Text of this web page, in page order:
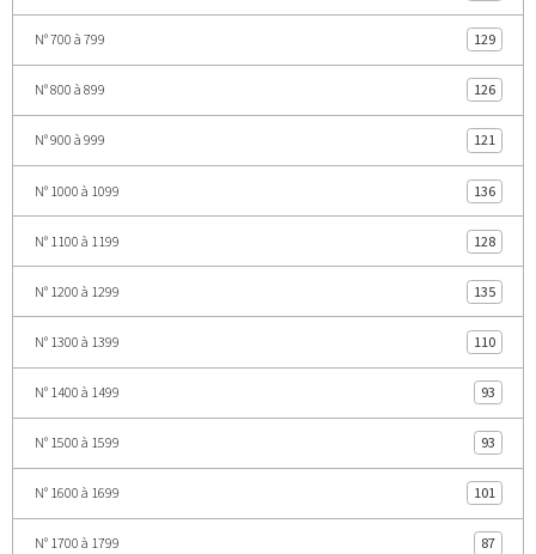
N° 700 à 799 129
N° 800 à 899 126
N° 900 à 999 121
N° 1000 à 1099 136
N° 1100 à 1199 128
N° 1200 à 1299 135
N° 1300 à 1399 110
N° 1400 à 1499 93
N° 1500 à 1599 93
N° 1600 à 1699 101
N° 1700 à 1799 87